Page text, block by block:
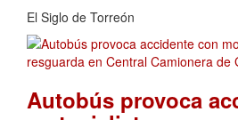
El Siglo de Torreón
Autobús provoca